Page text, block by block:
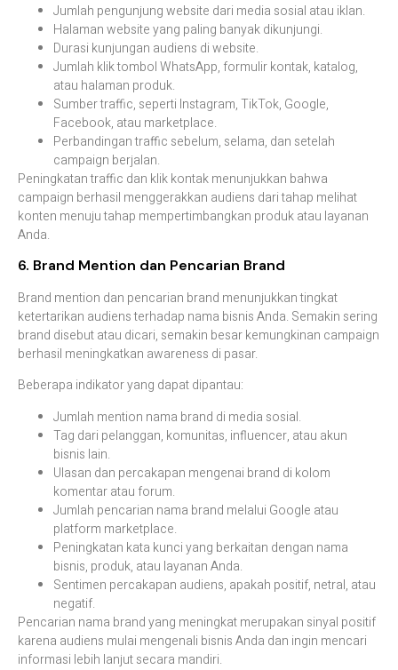
Jumlah pengunjung website dari media sosial atau iklan.
Halaman website yang paling banyak dikunjungi.
Durasi kunjungan audiens di website.
Jumlah klik tombol WhatsApp, formulir kontak, katalog,
atau halaman produk.
Sumber traffic, seperti Instagram, TikTok, Google,
Facebook, atau marketplace.
Perbandingan traffic sebelum, selama, dan setelah
campaign berjalan.
Peningkatan traffic dan klik kontak menunjukkan bahwa
campaign berhasil menggerakkan audiens dari tahap melihat
konten menuju tahap mempertimbangkan produk atau layanan
Anda.
6. Brand Mention dan Pencarian Brand
Brand mention dan pencarian brand menunjukkan tingkat
ketertarikan audiens terhadap nama bisnis Anda. Semakin sering
brand disebut atau dicari, semakin besar kemungkinan campaign
berhasil meningkatkan awareness di pasar.
Beberapa indikator yang dapat dipantau:
Jumlah mention nama brand di media sosial.
Tag dari pelanggan, komunitas, influencer, atau akun
bisnis lain.
Ulasan dan percakapan mengenai brand di kolom
komentar atau forum.
Jumlah pencarian nama brand melalui Google atau
platform marketplace.
Peningkatan kata kunci yang berkaitan dengan nama
bisnis, produk, atau layanan Anda.
Sentimen percakapan audiens, apakah positif, netral, atau
negatif.
Pencarian nama brand yang meningkat merupakan sinyal positif
karena audiens mulai mengenali bisnis Anda dan ingin mencari
informasi lebih lanjut secara mandiri.